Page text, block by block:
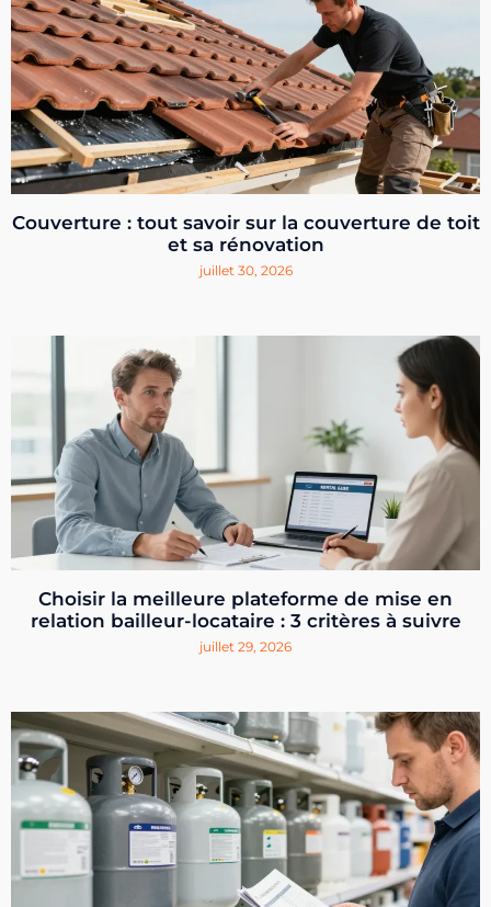
Couverture : tout savoir sur la couverture de toit
et sa rénovation
juillet 30, 2026
Choisir la meilleure plateforme de mise en
relation bailleur-locataire : 3 critères à suivre
juillet 29, 2026